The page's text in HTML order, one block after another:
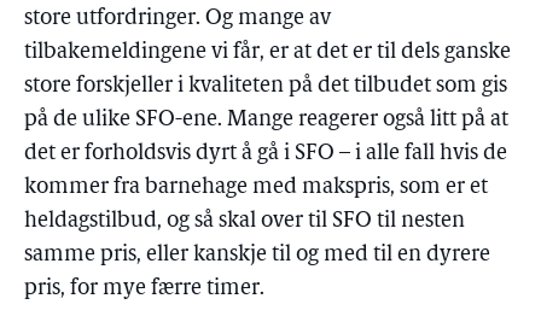
store utfordringer. Og mange av
tilbakemeldingene vi får, er at det er til dels ganske
store forskjeller i kvaliteten på det tilbudet som gis
på de ulike SFO-ene. Mange reagerer også litt på at
det er forholdsvis dyrt å gå i SFO – i alle fall hvis de
kommer fra barnehage med makspris, som er et
heldagstilbud, og så skal over til SFO til nesten
samme pris, eller kanskje til og med til en dyrere
pris, for mye færre timer.